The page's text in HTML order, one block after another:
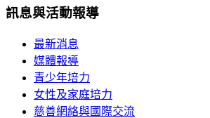
訊息與活動報導
最新消息
媒體報導
青少年培力
女性及家庭培力
慈善網絡與國際交流